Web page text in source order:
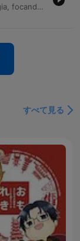
Este episódio explora a história da parapsicologia, focando no trabalho pioneiro de J.B. Rhine e na aplicação de métodos estatísticos para investigar fenômenos anômalos. Através de uma conversa com Alex Escolar, discute-se a importância de evitar a polarização entre ciência e pseudociência, buscando uma análise baseada em evidências e pensamento crítico. A discussão avança para as investigações sobre precognição, aprendizagem implícita e a aplicação de princípios da física quântica, como o entrelazamento, na compreensão da cognição anômala. O episódio encerra com reflexões sobre a busca pela moderação, a importância de manter a mente aberta e a conexão entre ciência, mística e o autoconhecimento.
すべて見る